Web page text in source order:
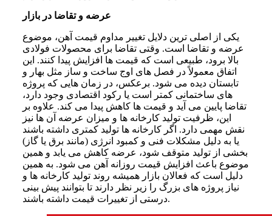
عرضه و تقاضا در بازار
یکی از اصلی ترین دلایل تغییر مداوم قیمت آهن، موضوع
عرضه و تقاضا است. وقتی تقاضا برای محصولات فولادی
بالا برود، طبیعی است که قیمت ها افزایش پیدا کنند. این
اتفاق معمولاً در فصل های اوج ساخت و ساز مثل بهار و
تابستان دیده می شود. برعکس، در زمان هایی که پروژه
های ساختمانی کمتر است یا رکود اقتصادی وجود دارد،
تقاضا پایین می آید و قیمت ها کاهش پیدا می کند. علاوه بر
این، ظرفیت تولید کارخانه ها و میزان عرضه آن ها نیز
نقش مهمی دارد. اگر کارخانه ها تولید کمتری داشته باشند
یا به دلیل مشکلات فنی و کمبود انرژی (مانند برق یا گاز)
بخشی از تولید متوقف شود، عرضه کاهش می یابد و همین
موضوع باعث افزایش قیمت روزانه آهن می شود. به همین
دلیل است که فعالان بازار همیشه روند تولید کارخانه ها و
نیاز پروژه های بزرگ را زیر نظر دارند تا بتوانند پیش بینی
درستی از تغییرات قیمت داشته باشند.